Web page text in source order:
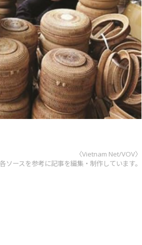
〈Vietnam Net/VOV〉
ソースを参考に記事を編集・制作しています。